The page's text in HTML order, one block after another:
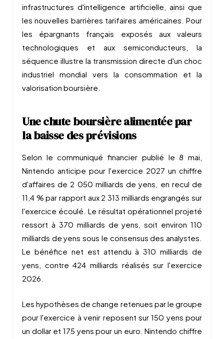
infrastructures d'intelligence artificielle, ainsi que
les nouvelles barrières tarifaires américaines. Pour
les épargnants français exposés aux valeurs
technologiques et aux semiconducteurs, la
séquence illustre la transmission directe d'un choc
industriel mondial vers la consommation et la
valorisation boursière.
Une chute boursière alimentée par
la baisse des prévisions
Selon le communiqué financier publié le 8 mai,
Nintendo anticipe pour l'exercice 2027 un chiffre
d'affaires de 2 050 milliards de yens, en recul de
11,4 % par rapport aux 2 313 milliards engrangés sur
l'exercice écoulé. Le résultat opérationnel projeté
ressort à 370 milliards de yens, soit environ 110
milliards de yens sous le consensus des analystes.
Le bénéfice net est attendu à 310 milliards de
yens, contre 424 milliards réalisés sur l'exercice
2026.
Les hypothèses de change retenues par le groupe
pour l'exercice à venir reposent sur 150 yens pour
un dollar et 175 yens pour un euro. Nintendo chiffre